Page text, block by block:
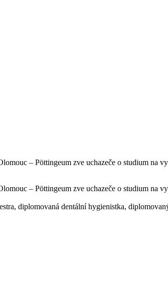
– Pöttingeum zve uchazeče o studium na
– Pöttingeum zve uchazeče o studium na
diplomovaná dentální hygienistka,